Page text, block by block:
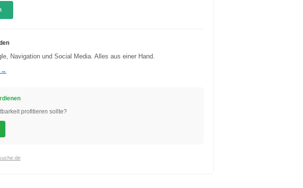
Navigation und Social Media. Alles aus einer Hand.
→
profitieren sollte?